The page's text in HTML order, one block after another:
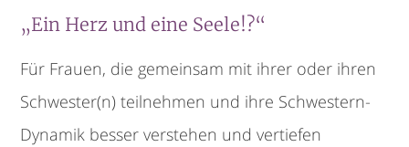
„Ein Herz und eine Seele!?“
Für Frauen, die gemeinsam mit ihrer oder ihren
Schwester(n) teilnehmen und ihre Schwestern-
Dynamik besser verstehen und vertiefen